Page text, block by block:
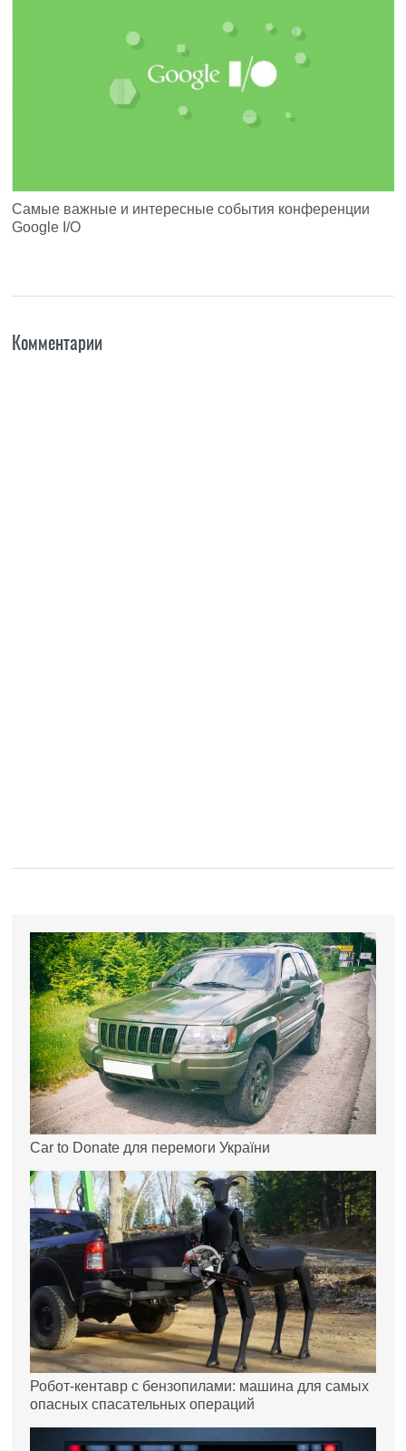
Самые важные и интересные события конференции
Google I/O
Комментарии
Car to Donate для перемоги України
Робот-кентавр с бензопилами: машина для самых
опасных спасательных операций